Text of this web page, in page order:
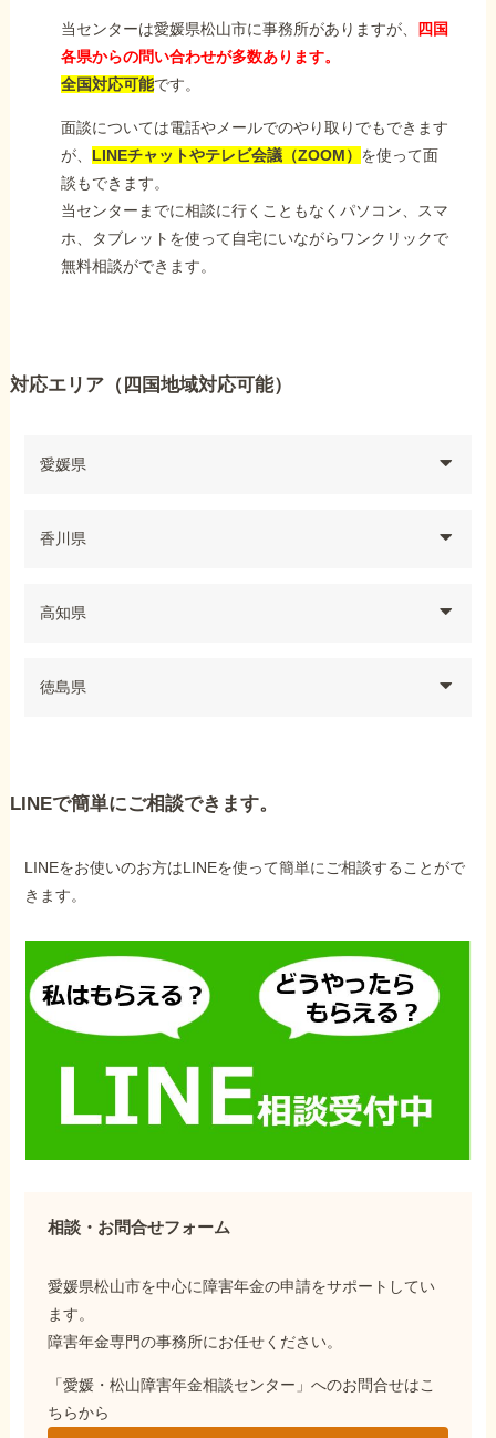
当センターは愛媛県松山市に事務所がありますが、
四国
各県からの問い合わせが多数あります。
全国対応可能です。
面談については電話やメールでのやり取りでもできます
が、 LINEチャットやテレビ会議（ZOOM） を使って面
談もできます。
当センターまでに相談に行くこともなくパソコン、スマ
ホ、タブレットを使って自宅にいながらワンクリックで
無料相談ができます。
対応エリア（四国地域対応可能）
愛媛県
香川県
高知県
徳島県
LINEで簡単にご相談できます。
LINEをお使いのお方はLINEを使って簡単にご相談することがで
きます。
相談・お問合せフォーム
愛媛県松山市を中心に障害年金の申請をサポートしてい
ます。
障害年金専門の事務所にお任せください。
「愛媛・松山障害年金相談センター」へのお問合せはこ
ちらから